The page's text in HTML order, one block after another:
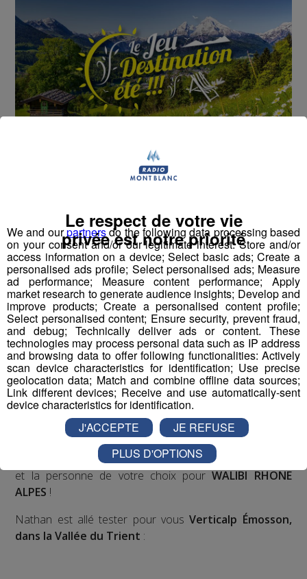
Cet été, Radio Mont Blanc s'occupe de toutes vos
Déstination été !
Deux rendez-vous par jour, à 8h45 et 17h45 sur
Radio Mont Blanc !
Déstination été ! Une question...une destination !
Nous vous poserons une question, a vous de faire le
bon choix entre les 3 réponses pour repartir avec vos
entrées pour un maximum d'activités dans la région !
Inscription par téléphone toute la journée pour
participer aux 2 tirages au sort par jour à 8h45 et 17h45.
Appelez le standard au 04 50 58 24 09
Pour cette semaine on vous offre vos entrées pour vous
et la personne de votre choix pourWALIBI RHONE
ALPES !
Nathan est allé tester pour vousVerticalp Émosson,
dans la Vallée du Trient :
We and ourpartnersdo the following data processing based
on your consent and/or our legitimate interest: Store and/or
access information on a device; Select basic ads; Create a
personalised ads profile; Select personalised ads; Measure
ad performance; Measure content performance; Apply
market research to generate audience insights; Develop and
improve products; Create a personalised content profile;
Select personalised content; Ensure security, prevent fraud,
and debug; Technically deliver ads or content. These
technologies may process personal data such as IP address
and browsing data to offer following functionalities: Actively
scan device characteristics for identification; Use precise
geolocation data; Match and combine offline data sources;
Link different devices; Receive and use automatically-sent
device characteristics for identification.
Le respect de votre vie
privée est notre priorité
J'ACCEPTE
JE REFUSE
PLUS D'OPTIONS